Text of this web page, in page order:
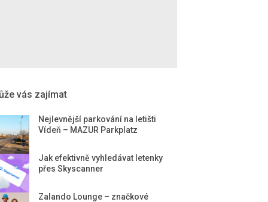
vás zajímat
Nejlevnější parkování na letišti
Vídeň – MAZUR Parkplatz
Jak efektivně vyhledávat letenky
přes Skyscanner
Zalando Lounge – značkové